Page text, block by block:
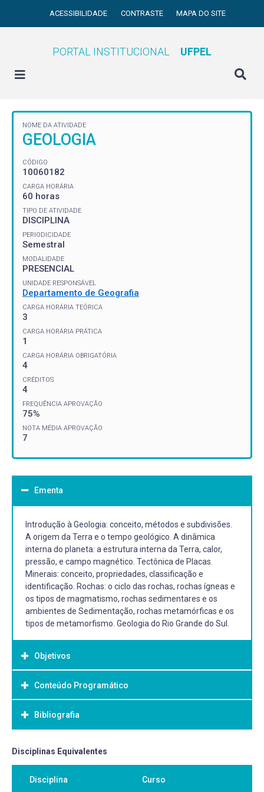
ACESSIBILIDADE CONTRASTE MAPA DO SITE
PORTAL INSTITUCIONAL UFPEL
NOME DA ATIVIDADE
GEOLOGIA
CÓDIGO
10060182
CARGA HORÁRIA
60 horas
TIPO DE ATIVIDADE
DISCIPLINA
PERIODICIDADE
Semestral
MODALIDADE
PRESENCIAL
UNIDADE RESPONSÁVEL
Departamento de Geografia
CARGA HORÁRIA TEÓRICA
3
CARGA HORÁRIA PRÁTICA
1
CARGA HORÁRIA OBRIGATÓRIA
4
CRÉDITOS
4
FREQUÊNCIA APROVAÇÃO
75%
NOTA MÉDIA APROVAÇÃO
7
Ementa
Introdução à Geologia: conceito, métodos e subdivisões.
A origem da Terra e o tempo geológico. A dinâmica
interna do planeta: a estrutura interna da Terra, calor,
pressão, e campo magnético. Tectônica de Placas.
Minerais: conceito, propriedades, classificação e
identificação. Rochas: o ciclo das rochas, rochas ígneas e
os tipos de magmatismo, rochas sedimentares e os
ambientes de Sedimentação, rochas metamórficas e os
tipos de metamorfismo. Geologia do Rio Grande do Sul.
Objetivos
Objetivo Geral:
Compreender o processo de formação do planeta,
conhecendo o tempo geológico e suas principais
processos internos da Terra e os eventos geológicos
relacionados. Conhecer os principais tipos de minerais e
para diferentes formas de relevo. Conhecer os principais
Conteúdo Programático
Bibliografia
Bibliografia Básica:
DANA, James D. Manual de mineralogia. Rio de Janeiro:
Livro Técnico, 1969. 2 v. Número de chamada: 549 D168m
Disciplinas Equivalentes
Disciplina Curso